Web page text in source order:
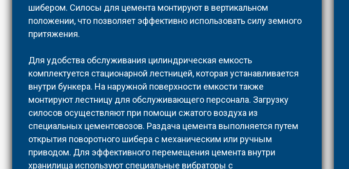
шибером. Силосы для цемента монтируют в вертикальном
положении, что позволяет эффективно использовать силу земного
притяжения.
Для удобства обслуживания цилиндрическая емкость
комплектуется стационарной лестницей, которая устанавливается
внутри бункера. На наружной поверхности емкости также
монтируют лестницу для обслуживающего персонала. Загрузку
силосов осуществляют при помощи сжатого воздуха из
специальных цементовозов. Раздача цемента выполняется путем
открытия поворотного шибера с механическим или ручным
приводом. Для эффективного перемещения цемента внутри
хранилища используют специальные вибраторы с